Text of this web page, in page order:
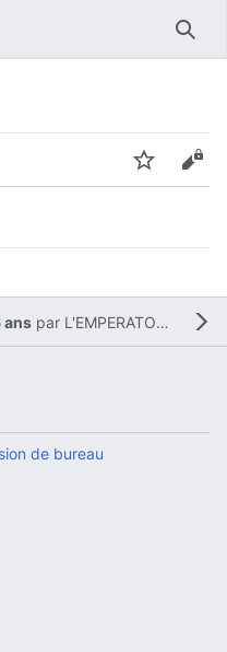
Suivre
anspar L'EMPERATOR12
de bureau